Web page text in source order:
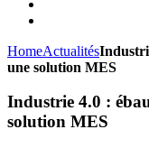
HomeActualités
une solution MES
Industrie 4.0 :
solution MES